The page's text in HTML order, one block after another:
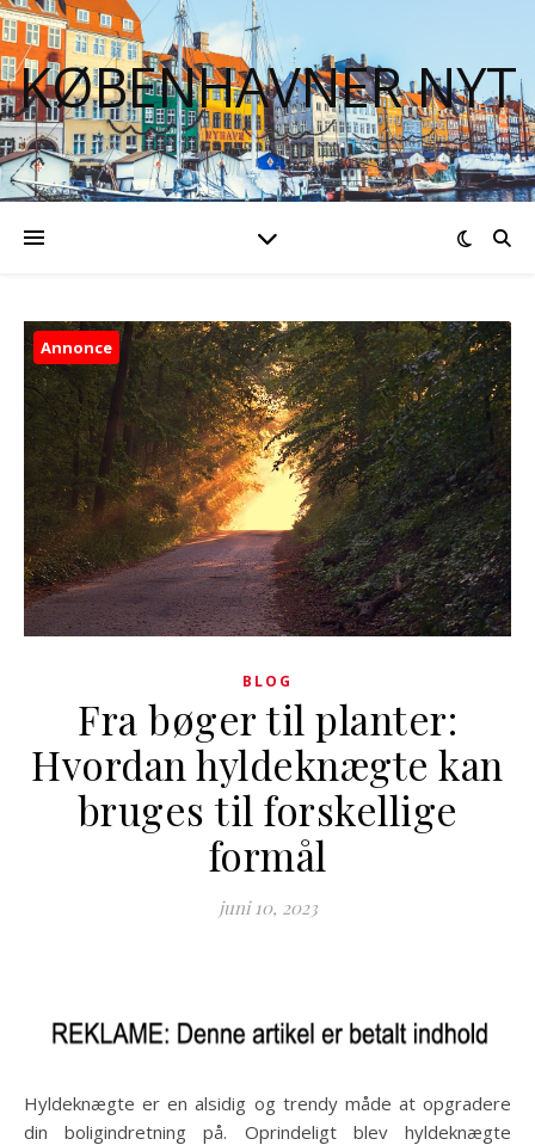
KØBENHAVNER NYT
Annonce
BLOG
Fra bøger til planter:
Hvordan hyldeknægte kan
bruges til forskellige
formål
juni 10, 2023
Hyldeknægte er en alsidig og trendy måde at opgradere
din boligindretning på. Oprindeligt blev hyldeknægte